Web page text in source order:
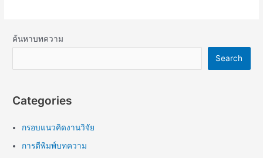
ค้นหาบทความ
Search
Categories
กรอบแนวคิดงานวิจัย
การตีพิมพ์บทความ